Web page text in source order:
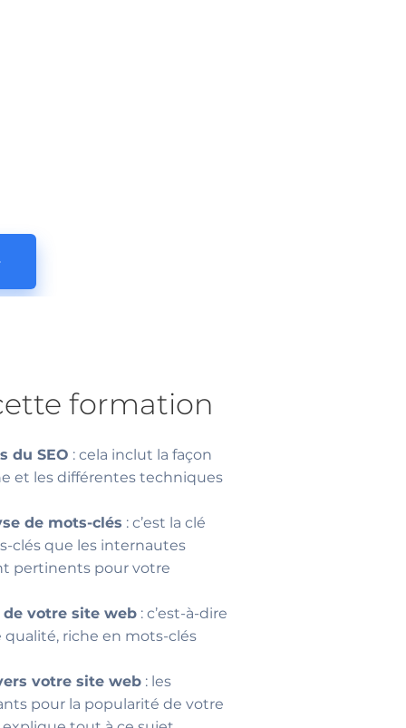
formation
du SEO : cela inclut la façon
et les différentes techniques
de mots-clés : c’est la clé
clés que les internautes
pertinents pour votre
votre site web : c’est-à-dire
riche en mots-clés
votre site web : les
pour la popularité de votre